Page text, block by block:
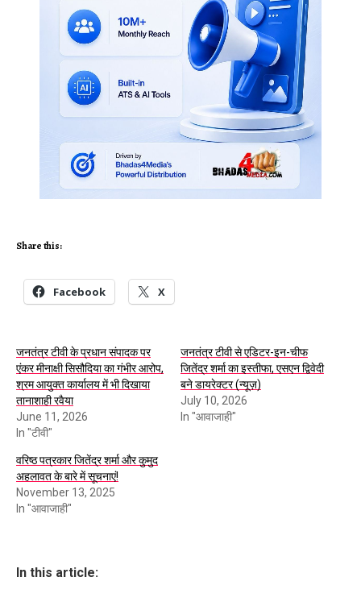
Share this:
Facebook X
जनतंत्र टीवी के प्रधान संपादक पर
एंकर मीनाक्षी सिसौदिया का गंभीर आरोप,
श्रम आयुक्त कार्यालय में भी दिखाया
तानाशाही रवैया
June 11, 2026
In "टीवी"
जनतंत्र टीवी से एडिटर-इन-चीफ
जितेंद्र शर्मा का इस्तीफा, एसएन द्विवेदी
बने डायरेक्टर (न्यूज़)
July 10, 2026
In "आवाजाही"
वरिष्ठ पत्रकार जितेंद्र शर्मा और कुमुद
अहलावत के बारे में सूचनाएं!
November 13, 2025
In "आवाजाही"
In this article: